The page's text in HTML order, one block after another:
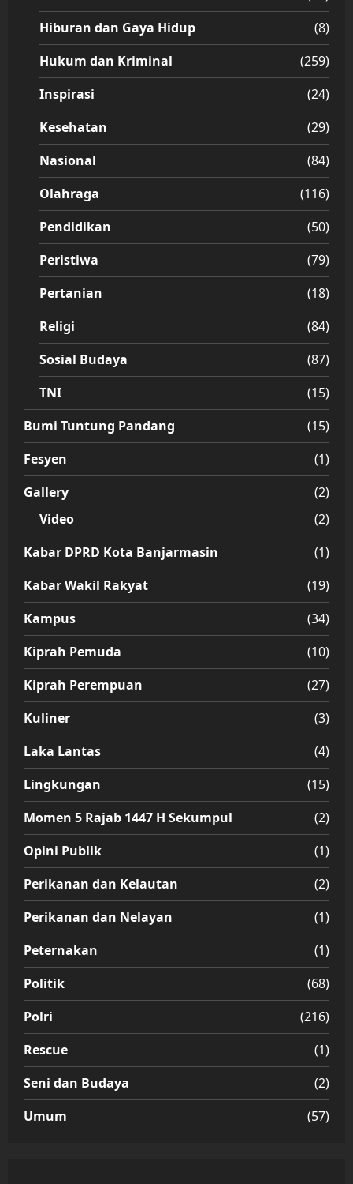
Hiburan dan Gaya Hidup
(8)
Hukum dan Kriminal
(259)
Inspirasi
(24)
Kesehatan
(29)
Nasional
(84)
Olahraga
(116)
Pendidikan
(50)
Peristiwa
(79)
Pertanian
(18)
Religi
(84)
Sosial Budaya
(87)
TNI
(15)
Bumi Tuntung Pandang
(15)
Fesyen
(1)
Gallery
(2)
Video
(2)
Kabar DPRD Kota Banjarmasin
(1)
Kabar Wakil Rakyat
(19)
Kampus
(34)
Kiprah Pemuda
(10)
Kiprah Perempuan
(27)
Kuliner
(3)
Laka Lantas
(4)
Lingkungan
(15)
Momen 5 Rajab 1447 H Sekumpul
(2)
Opini Publik
(1)
Perikanan dan Kelautan
(2)
Perikanan dan Nelayan
(1)
Peternakan
(1)
Politik
(68)
Polri
(216)
Rescue
(1)
Seni dan Budaya
(2)
Umum
(57)